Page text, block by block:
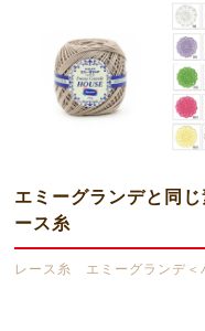
エミーグランデと同
ース糸
レース糸 エミーグランデ＜